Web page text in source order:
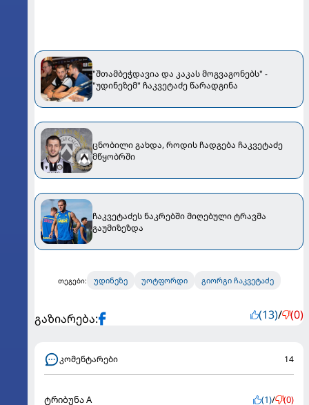
"შთამბეჭდავია და კაკას მოგვაგონებს" -
"უდინეზემ" ჩაკვეტაძე წარადგინა
ცნობილი გახდა, როდის ჩადგება ჩაკვეტაძე
მწყობრში
ჩაკვეტაძეს ნაკრებში მიღებული ტრავმა
გაუმიზეზდა
თეგები: უდინეზე უოტფორდი გიორგი ჩაკვეტაძე
გაზიარება: (13)/ (0)
კომენტარები 14
ტრიბუნა A (1)/ (0)